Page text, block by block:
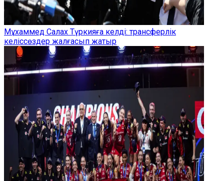
Мұхаммед Салах Түркияға келді: трансферлік
келіссөздер жалғасып жатыр